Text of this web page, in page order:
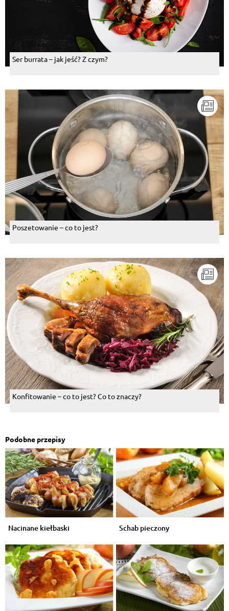
Ser burrata – jak jeść? Z czym?
Poszetowanie – co to jest?
Konfitowanie – co to jest? Co to znaczy?
Podobne przepisy
Nacinane kiełbaski Schab pieczony